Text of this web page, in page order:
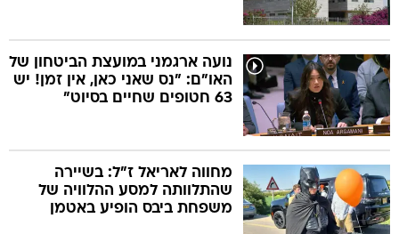
נועה ארגמני במועצת הביטחון של
האו"ם: "נס שאני כאן, אין זמן! יש
63 חטופים שחיים בסיוט"
מחווה לאריאל ז"ל: בשיירה
שהתלוותה למסע ההלוויה של
משפחת ביבס הופיע באטמן